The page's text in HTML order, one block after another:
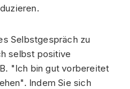
Selbstgespräch zu
selbst positive
"Ich bin gut vorbereitet
Indem Sie sich